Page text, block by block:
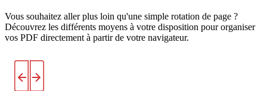
Vous souhaitez aller plus loin qu'une simple rotation de page ?
Découvrez les différents moyens à votre disposition pour organiser
vos PDF directement à partir de votre navigateur.